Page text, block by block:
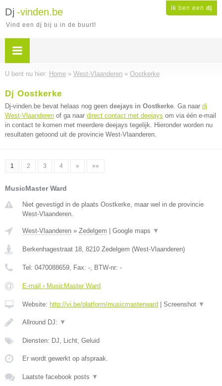
Ik ben een dj
Dj -vinden.be
Vind een dj bij u in de buurt!
U bent nu hier: Home » West-Vlaanderen » Oostkerke
Dj Oostkerke
Dj-vinden.be bevat helaas nog geen deejays in Oostkerke. Ga naar dj
West-Vlaanderen of ga naar direct contact met deejays om via één e-mail
in contact te komen met meerdere deejays tegelijk. Hieronder worden nu
resultaten getoond uit de provincie West-Vlaanderen.
1 2 3 4 » »»
MusicMaster Ward
Niet gevestigd in de plaats Oostkerke, maar wel in de provincie
West-Vlaanderen.
West-Vlaanderen » Zedelgem Google maps ▼
Berkenhagestraat 18, 8210 Zedelgem (West-Vlaanderen)
Tel: 0470088659, Fax: -, BTW-nr: -
E-mail › MusicMaster Ward
Website: http://vi.be/platform/musicmasterward Screenshot ▼
Allround DJ: ▼
Diensten: DJ, Licht, Geluid
Er wordt gewerkt op afspraak.
Laatste facebook posts ▼